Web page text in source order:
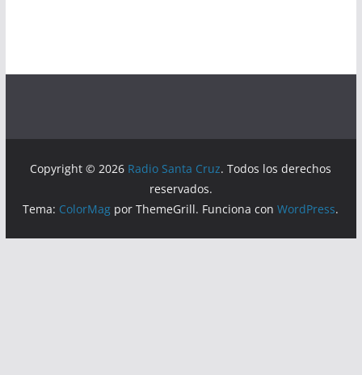
Copyright © 2026 Radio Santa Cruz. Todos los derechos
reservados.
Tema: ColorMag por ThemeGrill. Funciona conWordPress.